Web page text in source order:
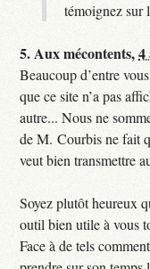
témoignez sur
5.Aux mécontents,4
Beaucoup d’entre
que ce site n’a pas
autre... Nous ne
de M. Courbis ne fait
veut bien transmettre
Soyez plutôt heureux
outil bien utile à vous
Face à de tels